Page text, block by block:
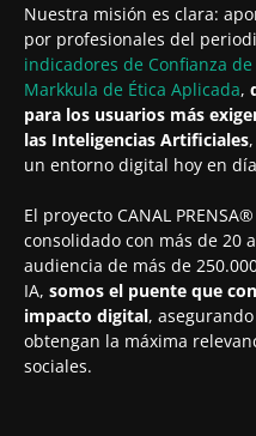
Nuestra misión es clara:
por profesionales del
indicadores de Confianza de
Markkula de Ética Aplicada,
para los usuarios más
las Inteligencias Artificiales
un entorno digital hoy en
El proyecto CANAL
consolidado con más de 20
audiencia de más de
IA, somos el puente que
impacto digital,
obtengan la máxima
sociales.